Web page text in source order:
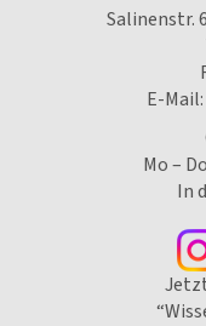
Salinenstr.
E-Mail:
Mo –
In